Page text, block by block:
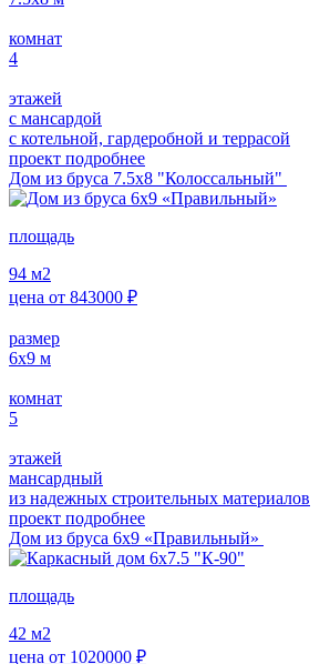
комнат
4
этажей
с мансардой
с котельной, гардеробной и террасой
проект подробнее
Дом из бруса 7.5х8 "Колоссальный"
площадь
94 м2
цена от 843000 ₽
размер
6х9 м
комнат
5
этажей
мансардный
из надежных строительных материалов
проект подробнее
Дом из бруса 6х9 «Правильный»
площадь
42 м2
цена от 1020000 ₽